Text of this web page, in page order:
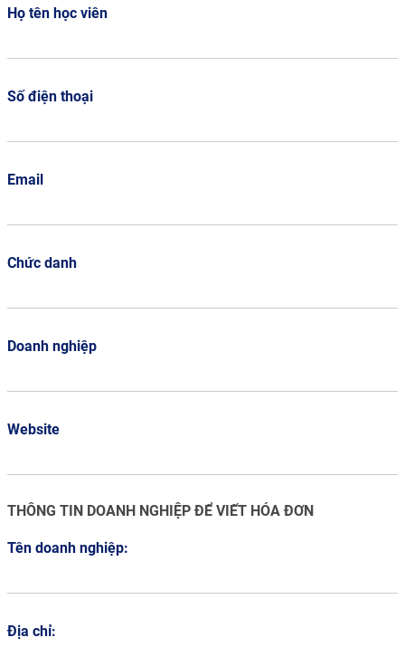
Họ tên học viên
Số điện thoại
Email
Chức danh
Doanh nghiệp
Website
THÔNG TIN DOANH NGHIỆP ĐỂ VIẾT HÓA ĐƠN
Tên doanh nghiệp:
Địa chỉ: